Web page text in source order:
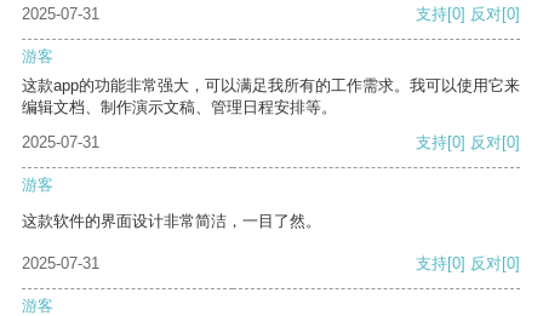
2025-07-31
支持[0] 反对[0]
游客
这款app的功能非常强大，可以满足我所有的工作需求。我可以使用它来
编辑文档、制作演示文稿、管理日程安排等。
2025-07-31
支持[0] 反对[0]
游客
这款软件的界面设计非常简洁，一目了然。
2025-07-31 支持[0] 反对[0]
游客